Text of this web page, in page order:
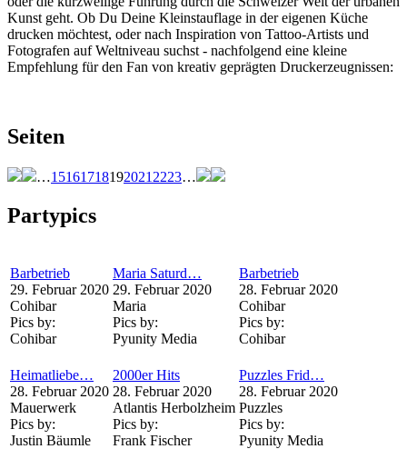
Kunst geht. Ob Du Deine Kleinstauflage in der eigenen Küche
drucken möchtest, oder nach Inspiration von Tattoo-Artists und
Fotografen auf Weltniveau suchst - nachfolgend eine kleine
Empfehlung für den Fan von kreativ geprägten Druckerzeugnissen:
Seiten
…15161718192021 2223…
Partypics
Barbetrieb
29. Februar 2020
Cohibar
Pics by:
Cohibar
Maria Saturd…
29. Februar 2020
Maria
Pics by:
Pyunity Media
Barbetrieb
28. Februar 2020
Cohibar
Pics by:
Cohibar
Heimatliebe…
28. Februar 2020
Mauerwerk
Pics by:
Justin Bäumle
2000er Hits
28. Februar 2020
Atlantis Herbolzheim
Pics by:
Frank Fischer
Puzzles Frid…
28. Februar 2020
Puzzles
Pics by:
Pyunity Media